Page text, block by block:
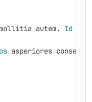
autem. Id
asperiores